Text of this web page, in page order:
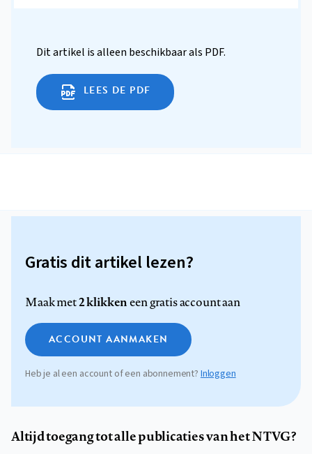
Dit artikel is alleen beschikbaar als PDF.
LEES DE PDF
Gratis dit artikel lezen?
Maak met2 klikkeneen gratis account aan
ACCOUNT AANMAKEN
Heb je al een account of een abonnement? Inloggen
Altijd toegang tot alle publicaties van het NTVG?